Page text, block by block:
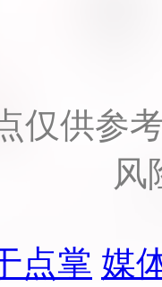
仅供参
风
点掌 媒